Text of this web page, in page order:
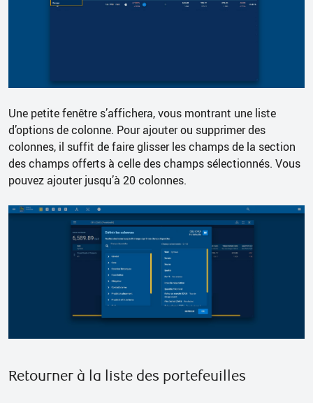
Une petite fenêtre s’affichera, vous montrant une liste
d’options de colonne. Pour ajouter ou supprimer des
colonnes, il suffit de faire glisser les champs de la section
des champs offerts à celle des champs sélectionnés. Vous
pouvez ajouter jusqu’à 20 colonnes.
Retourner à la liste des portefeuilles